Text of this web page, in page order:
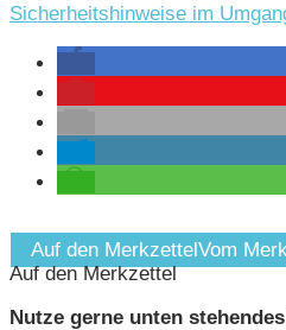
Sicherheitshinweise im
Auf den MerkzettelVom
Auf den Merkzettel
Nutze gerne unten